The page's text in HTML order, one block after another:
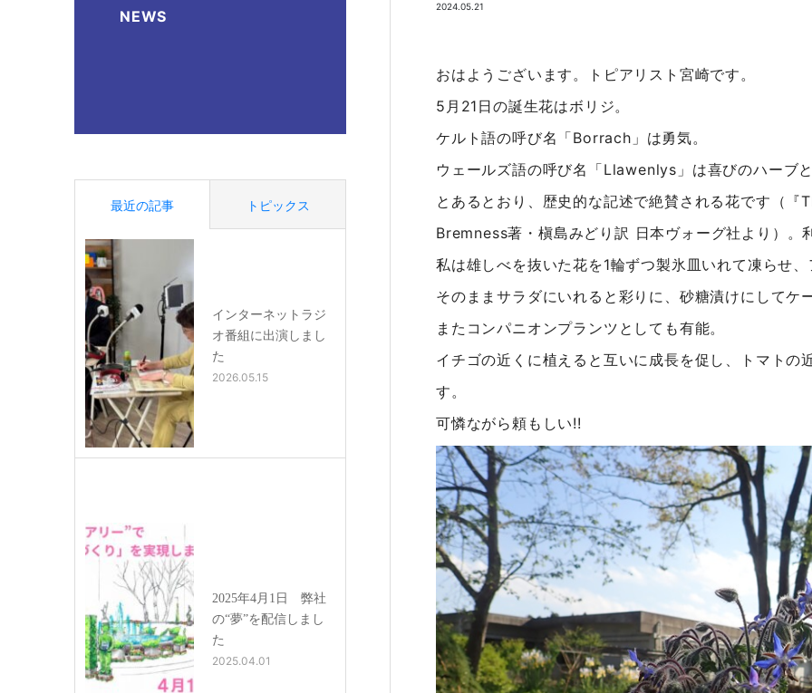
NEWS
2024.05.21
おはようございます。トピアリスト宮崎です。
5月21日の誕生花はボリジ。
ケルト語の呼び名「Borrach」は勇気。
ウェールズ語の呼び名「Llawenlys」は喜びのハーブと
とあるとおり、歴史的な記述で絶賛される花です（
Bremness著・槇島みどり訳 日本ヴォーグ社より）。
私は雄しべを抜いた花を1輪ずつ製氷皿いれて凍らせ、
そのままサラダにいれると彩りに、砂糖漬けにしてケ
またコンパニオンプランツとしても有能。
イチゴの近くに植えると互いに成長を促し、トマトの
す。
可憐ながら頼もしい!!
最近の記事 トピックス
インターネットラジ
オ番組に出演しまし
た
2026.05.15
2025年4月1日 弊社
の“夢”を配信しまし
た
2025.04.01